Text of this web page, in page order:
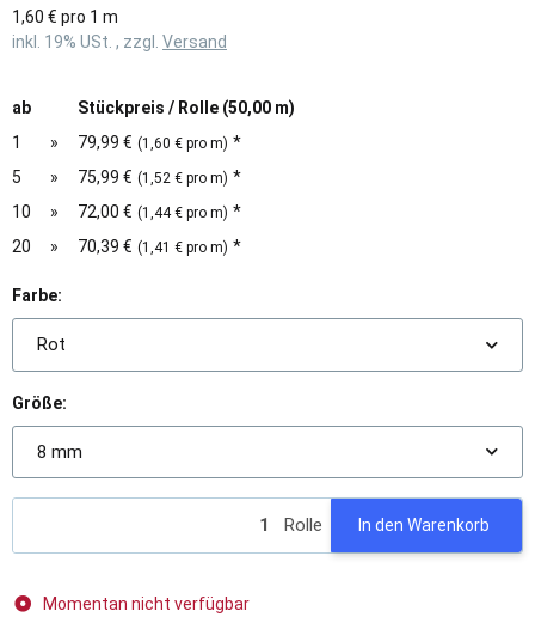
1,60 € pro 1 m
inkl. 19% USt. , zzgl. Versand
ab
Stückpreis / Rolle (50,00 m)
1
» 79,99 € (1,60 € pro m) *
5
» 75,99 € (1,52 € pro m) *
10
» 72,00 € (1,44 € pro m) *
20
» 70,39 € (1,41 € pro m) *
Farbe:
Rot
Größe:
8 mm
Rolle In den Warenkorb
Momentan nicht verfügbar